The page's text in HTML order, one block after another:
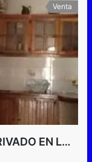
Venta
VENDE CASA EN CONJUNTO PRIVADO EN LAS VEGAS, TARIBA, TACHIRA VENEZUELA